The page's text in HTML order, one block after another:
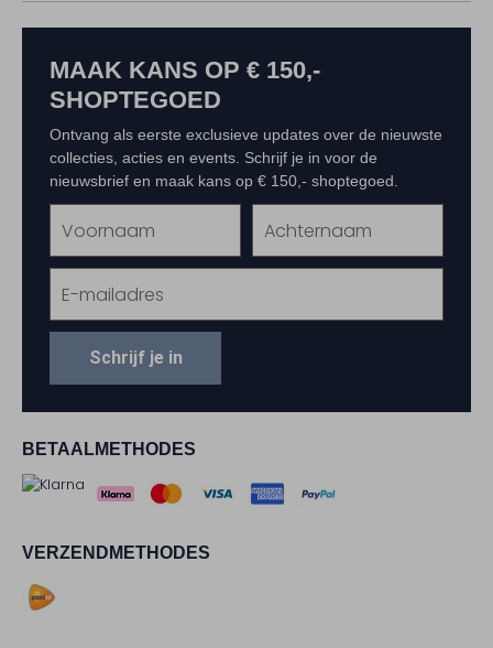
BETAALMETHODES
VERZENDMETHODES
MAAK KANS OP € 150,-
SHOPTEGOED
Ontvang als eerste exclusieve updates over de nieuwste
collecties, acties en events. Schrijf je in voor de
nieuwsbrief en maak kans op € 150,- shoptegoed.
Schrijf je in